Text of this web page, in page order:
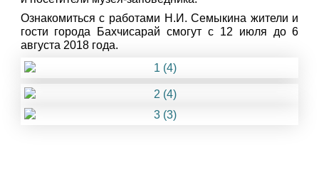
Ознакомиться с работами Н.И. Семыкина жители и
гости города Бахчисарай смогут с 12 июля до 6
августа 2018 года.